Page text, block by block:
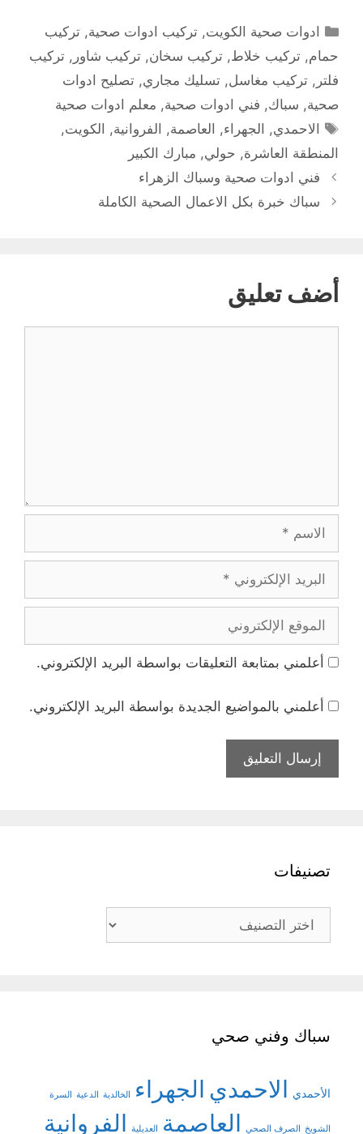
التصنيفات
ادوات صحية الكويت,تركيب ادوات صحية,تركيب
حمام, تركيب خلاط, تركيب سخان, تركيب شاور , تركيب
فلتر , تركيب مغاسل, تسليك مجاري, تصليح ادوات
صحية, سباك, فني ادوات صحية, معلم ادوات صحية
الوسوم
الاحمدي, الجهراء, العاصمة, الفروانية, الكويت,
المنطقة العاشرة, حولي, مبارك الكبير
فني ادوات صحية وسباك الزهراء
سباك خبرة بكل الاعمال الصحية الكاملة
أضف تعليق
الاسم
البريد
الإلكتروني
الموقع
الإلكتروني
أعلمني بمتابعة التعليقات بواسطة البريد الإلكتروني.
أعلمني بالمواضيع الجديدة بواسطة البريد الإلكتروني.
تصنيفات
تصنيفات
سباك وفني صحي
الأحمدي الاحمدي الجهراء الخالدية الدعية السرة
الشويخ الصرف الصحي العاصمة العديلية الفروانية